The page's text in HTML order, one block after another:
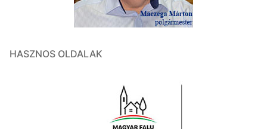
HASZNOS OLDALAK